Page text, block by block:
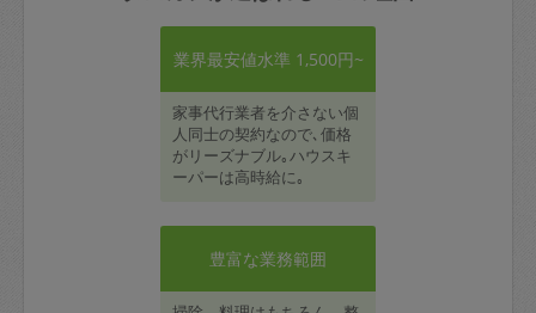
業界最安値水準 1,500円~
家事代行業者を介さない個
人同士の契約なので､価格
がリーズナブル｡ハウスキ
ーパーは高時給に｡
豊富な業務範囲